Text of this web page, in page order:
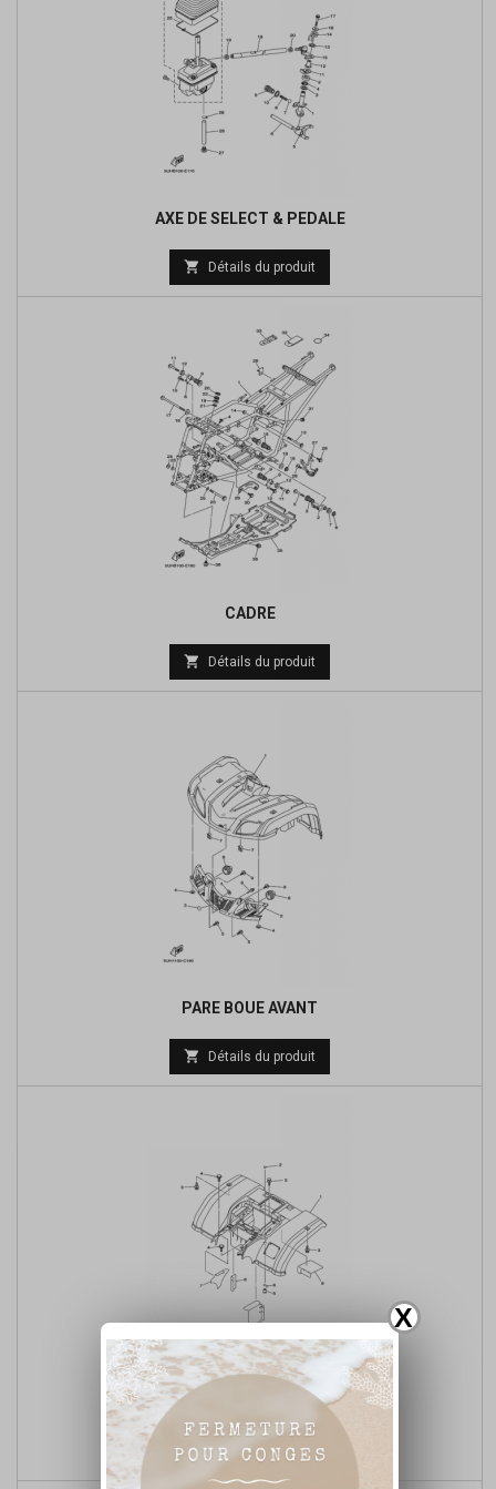
X
AXE DE SELECT & PEDALE
Prix
de
 Détails du produit
CADRE
Prix
de
 Détails du produit
PARE BOUE AVANT
 Détails du produit
PARE BOUE ARRIERE
 Détails du produit